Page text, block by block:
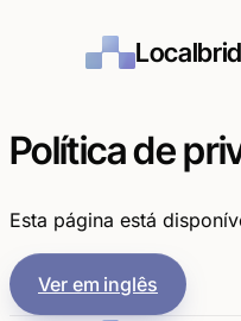
Política de
Esta página está
Ver em inglês